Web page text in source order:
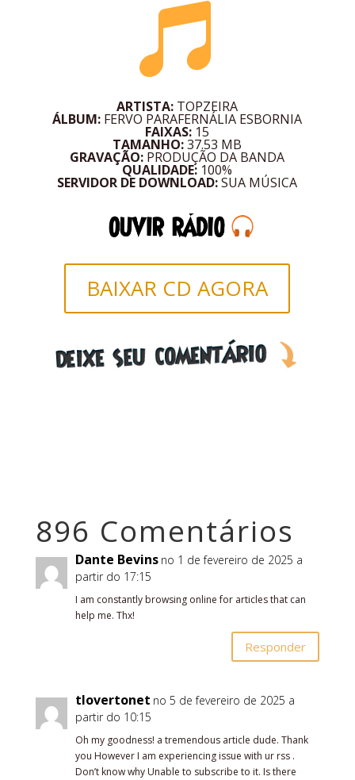

ARTISTA: TOPZEIRA
ÁLBUM: FERVO PARAFERNÁLIA ESBORNIA
FAIXAS: 15
TAMANHO:37.53 MB
GRAVAÇÃO: PRODUÇÃO DA BANDA
QUALIDADE: 100%
SERVIDOR DE DOWNLOAD:SUA MÚSICA
BAIXAR CD AGORA
896 Comentários
Dante Bevins no 1 de fevereiro de 2025 a
partir do 17:15
I am constantly browsing online for articles that can
help me. Thx!
Responder
tlovertonet no 5 de fevereiro de 2025 a
partir do 10:15
Oh my goodness! a tremendous article dude. Thank
you However I am experiencing issue with ur rss .
Don’t know why Unable to subscribe to it. Is there